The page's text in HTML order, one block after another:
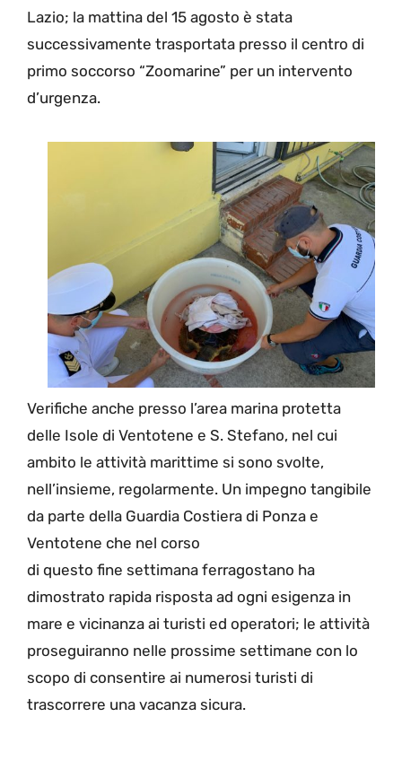
Lazio; la mattina del 15 agosto è stata
successivamente trasportata presso il centro di
primo soccorso “Zoomarine” per un intervento
d’urgenza.
Verifiche anche presso l’area marina protetta
delle Isole di Ventotene e S. Stefano, nel cui
ambito le attività marittime si sono svolte,
nell’insieme, regolarmente. Un impegno tangibile
da parte della Guardia Costiera di Ponza e
Ventotene che nel corso
di questo fine settimana ferragostano ha
dimostrato rapida risposta ad ogni esigenza in
mare e vicinanza ai turisti ed operatori; le attività
proseguiranno nelle prossime settimane con lo
scopo di consentire ai numerosi turisti di
trascorrere una vacanza sicura.